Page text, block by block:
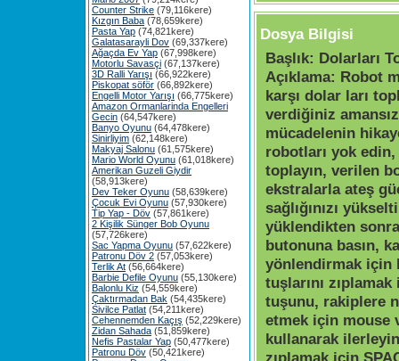
Counter Strike (79,116kere)
Kızgın Baba (78,659kere)
Pasta Yap (74,821kere)
Galatasarayli Dov (69,337kere)
Ağaçda Ev Yap (67,998kere)
Motorlu Savasçi (67,137kere)
3D Ralli Yarışı (66,922kere)
Piskopat söför (66,892kere)
Engelli Motor Yarışı (66,775kere)
Amazon Ormanlarinda Engelleri
Gecin (64,547kere)
Banyo Oyunu (64,478kere)
Sinirliyim (62,148kere)
Makyaj Salonu (61,575kere)
Mario World Oyunu (61,018kere)
Amerikan Guzeli Giydir
(58,913kere)
Dev Teker Oyunu (58,639kere)
Çocuk Evi Oyunu (57,930kere)
Tip Yap - Döv (57,861kere)
2 Kişilik Sünger Bob Oyunu
(57,726kere)
Sac Yapma Oyunu (57,622kere)
Patronu Döv 2 (57,053kere)
Terlik At (56,664kere)
Barbie Defile Oyunu (55,130kere)
Balonlu Kiz (54,559kere)
Çaktırmadan Bak (54,435kere)
Sivilce Patlat (54,211kere)
Cehennemden Kaçış (52,229kere)
Zidan Sahada (51,859kere)
Nefis Pastalar Yap (50,477kere)
Patronu Döv (50,421kere)
Dosya Bilgisi
Başlık: Dolarları
Açıklama: Robot
karşı dolar ları
verdiğiniz
mücadelenin
robotları yok edin,
toplayın, verilen
ekstralarla ateş
sağlığınızı
yüklendikten
butonuna basın,
yönlendirmak için
tuşlarını
tuşunu, rakiplere
etmek için mouse
kullanarak
zıplamak için